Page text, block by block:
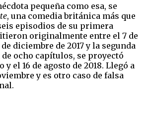
pequeña como esa, se
, una comedia británica más que
episodios de su primera
originalmente entre el 7 de
diciembre de 2017 y la segunda
ocho capítulos, se proyectó
el 16 de agosto de 2018. Llegó a
y es otro caso de falsa